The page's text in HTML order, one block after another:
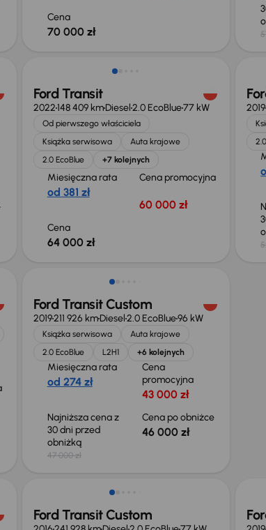
Cena
70 000 zł
Ford Transit
2022148 409 kmDiesel2.0 EcoBlue77 kW
Od pierwszego właściciela
Książka serwisowa
Auta krajowe
2.0 EcoBlue
+7 kolejnych
Miesięczna rata
od 381 zł
Cena promocyjna
60 000 zł
Cena
64 000 zł
2019
Taniej o 1 000 zł
Ford Transit Custom
2019211 926 kmDiesel2.0 EcoBlue96 kW
Książka serwisowa
Auta krajowe
2.0 EcoBlue
L2H1 +6 kolejnych
Miesięczna rata
od 274 zł
Cena
promocyjna
43 000 zł
Najniższa cena z
30 dni przed
obniżką
47 000 zł
Cena po obniżce
46 000 zł
Taniej o 1 000 zł
Ford Transit Custom